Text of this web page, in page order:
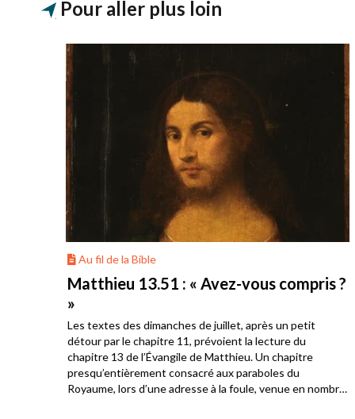
Pour aller plus loin
Au fil de la Bible
Matthieu 13.51 : « Avez-vous compris ?
»
Les textes des dimanches de juillet, après un petit
détour par le chapitre 11, prévoient la lecture du
chapitre 13 de l’Évangile de Matthieu. Un chapitre
presqu’entièrement consacré aux paraboles du
Royaume, lors d’une adresse à la foule, venue en nombre